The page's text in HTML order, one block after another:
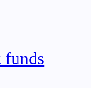
funds